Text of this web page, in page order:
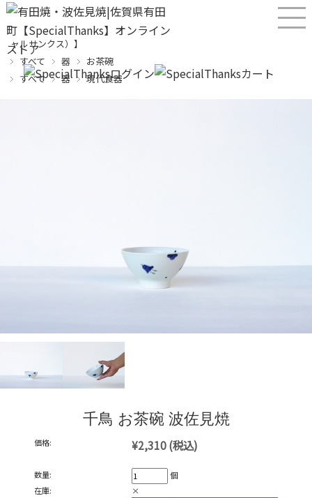
産直！有田焼、波佐見焼オンラインショップ【SPECIALTHANKS（スペシ
ャルサンクス）】
すべて
器
お茶碗
すべて
器 現代食器
千鳥 お茶碗 波佐見焼
価格: ¥2,310(税込)
数量:
個
在庫:
×